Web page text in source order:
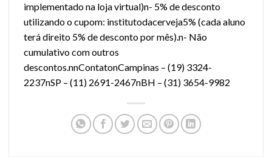
implementado na loja virtual)n- 5% de desconto
utilizando o cupom: institutodacerveja5% (cada aluno
terá direito 5% de desconto por mês).n- Não
cumulativo com outros
descontos.nnContatonCampinas – (19) 3324-
2237nSP – (11) 2691-2467nBH – (31) 3654-9982